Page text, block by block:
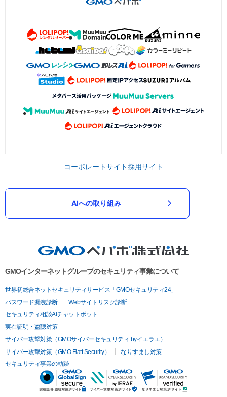
コーポレートサイト採用サイト
AIへの取り組み
GMOインターネットグループのセキュリティ事業について
世界初総合ネットセキュリティサービス「GMOセキュリティ24」
パスワード漏洩診断
Webサイトリスク診断
セキュリティ相談AIチャットボット
実在証明・盗聴対策
サイバー攻撃対策（GMOサイバーセキュリティ byイエラエ）
サイバー攻撃対策（GMO Flatt Security）
なりすまし対策
セキュリティ事業の軌跡